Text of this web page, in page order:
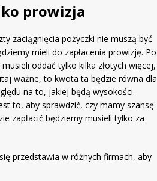
prowizja
zaciągnięcia pożyczki nie muszą być
mieli do zapłacenia prowizję. Po
oddać tylko kilka złotych więcej,
ważne, to kwota ta będzie równa dla
na to, jakiej będą wysokości.
to, aby sprawdzić, czy mamy szansę
zapłacić będziemy musieli tylko za
przedstawia w różnych firmach, aby